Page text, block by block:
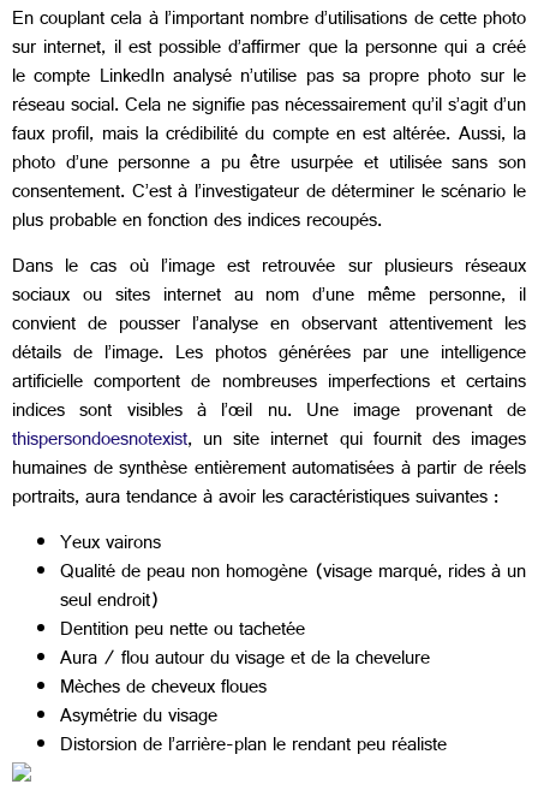
En couplant cela à l’important nombre d’utilisations de cette photo
sur internet, il est possible d’affirmer que la personne qui a créé
le compte LinkedIn analysé n’utilise pas sa propre photo sur le
réseau social. Cela ne signifie pas nécessairement qu’il s’agit d’un
faux profil, mais la crédibilité du compte en est altérée. Aussi, la
photo d’une personne a pu être usurpée et utilisée sans son
consentement. C’est à l’investigateur de déterminer le scénario le
plus probable en fonction des indices recoupés.
Dans le cas où l’image est retrouvée sur plusieurs réseaux
sociaux ou sites internet au nom d’une même personne, il
convient de pousser l’analyse en observant attentivement les
détails de l’image. Les photos générées par une intelligence
artificielle comportent de nombreuses imperfections et certains
indices sont visibles à l’œil nu. Une image provenant de
thispersondoesnotexist, un site internet qui fournit des images
humaines de synthèse entièrement automatisées à partir de réels
portraits, aura tendance à avoir les caractéristiques suivantes :
Yeux vairons
Qualité de peau non homogène (visage marqué, rides à un
seul endroit)
Dentition peu nette ou tachetée
Aura / flou autour du visage et de la chevelure
Mèches de cheveux floues
Asymétrie du visage
Distorsion de l’arrière-plan le rendant peu réaliste